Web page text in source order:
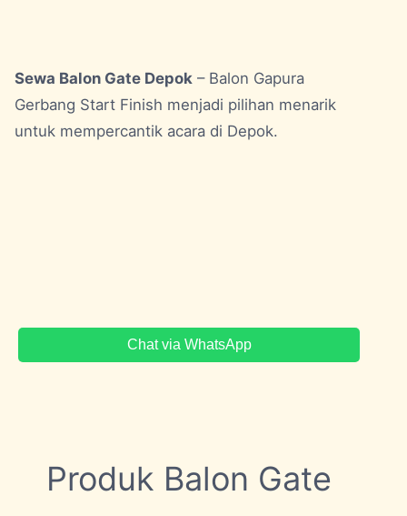
Sewa Balon Gate Depok – Balon Gapura
Gerbang Start Finish menjadi pilihan menarik
untuk mempercantik acara di Depok.
Chat via WhatsApp
Produk Balon Gate